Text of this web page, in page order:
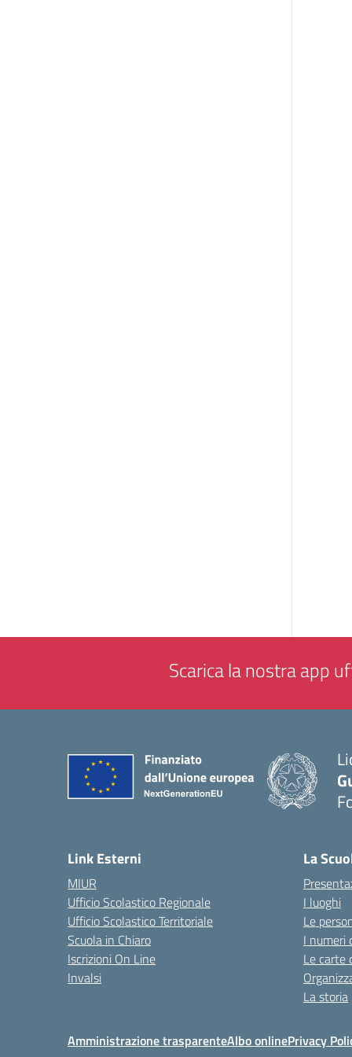
Scarica la nostra app
Link Esterni
MIUR
Ufficio Scolastico Regionale
Ufficio Scolastico Territoriale
Scuola in Chiaro
Iscrizioni On Line
Invalsi
La
I luoghi
Le
I numeri
Le carte
La storia
Amministrazione trasparenteAlbo onlinePrivacy